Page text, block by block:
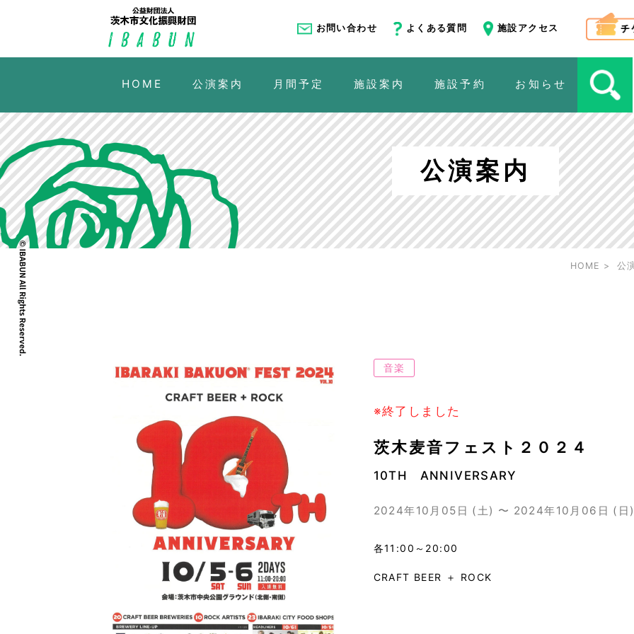
お問い合わせ よくある質問 施設アクセス
HOME 公演案内 月間予定 施設案内 施設予約 お知らせ
公演案内
HOME 公
音楽
※終了しました
茨木麦音フェスト２０２４
10TH ANNIVERSARY
2024年10月05日 (土) 〜 2024年10月06日 (日)
各11:00～20:00
CRAFT BEER ＋ ROCK